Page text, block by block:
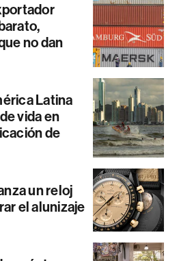
no dan
Latina
vida en
de
un reloj
el alunizaje